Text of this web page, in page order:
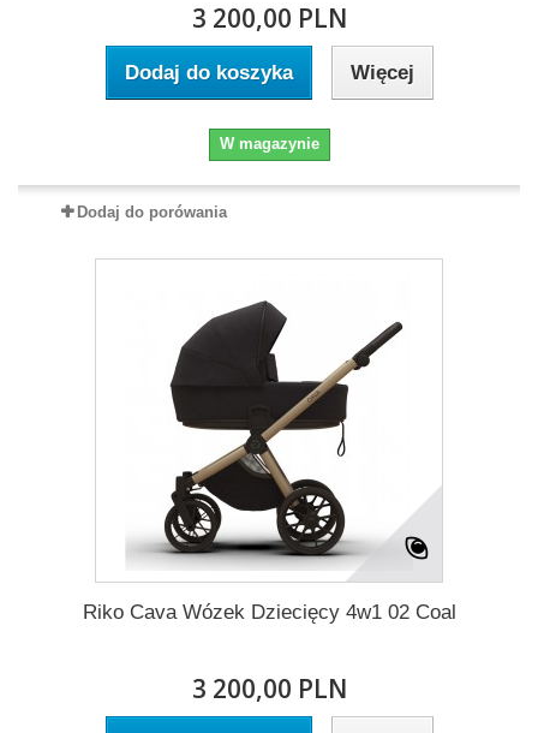
3 200,00 PLN
Dodaj do koszyka Więcej
W magazynie
Dodaj do porówania
Riko Cava Wózek Dziecięcy 4w1 02 Coal
3 200,00 PLN